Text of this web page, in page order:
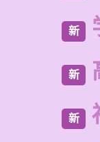
新
新
新